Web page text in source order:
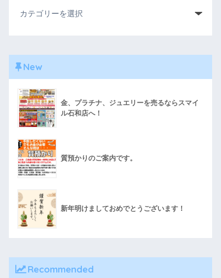
New
金、プラチナ、ジュエリーを売るならスマイ
ル石和店へ！
質預かりのご案内です。
新年明けましておめでとうございます！
Recommended